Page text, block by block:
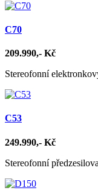
C70
209.990,- Kč
Stereofonní
C53
249.990,- Kč
Stereofonní